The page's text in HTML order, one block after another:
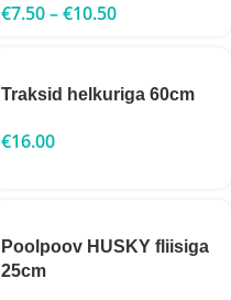
€7.50–€10.50
Traksid helkuriga 60cm
€16.00
Poolpoov HUSKY fliisiga
25cm